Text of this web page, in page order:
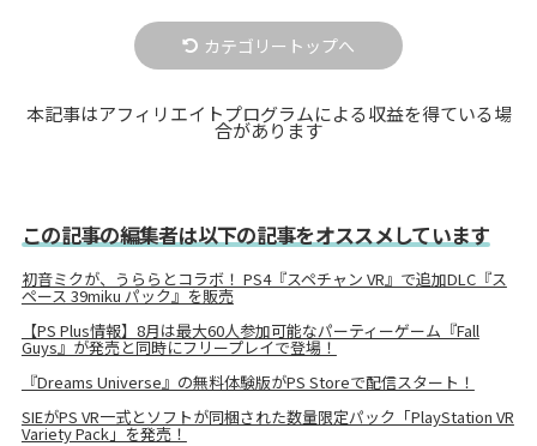
カテゴリートップへ
本記事はアフィリエイトプログラムによる収益を得ている場
合があります
この記事の編集者は以下の記事をオススメしています
初音ミクが、うららとコラボ！ PS4『スペチャン VR』で追加DLC『ス
ペース 39miku パック』を販売
【PS Plus情報】8月は最大60人参加可能なパーティーゲーム『Fall
Guys』が発売と同時にフリープレイで登場！
『Dreams Universe』の無料体験版がPS Storeで配信スタート！
SIEがPS VR一式とソフトが同梱された数量限定パック「PlayStation VR
Variety Pack」を発売！